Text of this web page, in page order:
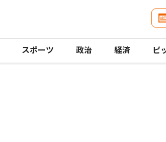
スポーツ 政治 経済 ピ